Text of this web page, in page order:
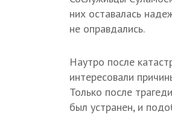
них оставалась
не оправдались.
Наутро после
интересовали
Только после
был устранен, и